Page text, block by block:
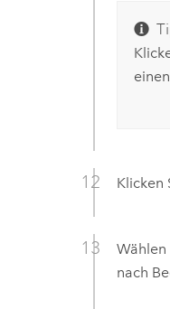
einen
Klicken
Wählen
nach